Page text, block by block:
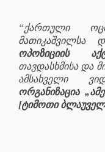
“ქართული
მათიკაშვილსა
ოპოზიციის
თავდასხმისა და
ამსახველი
ორგანიზაცია
[ტიმოთი